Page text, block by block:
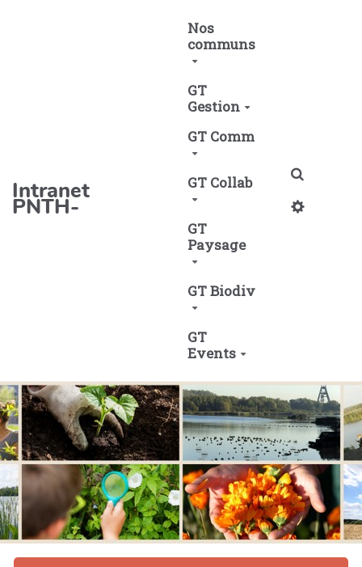
Aller au contenu principal
Intranet
PNTH-
Nos
communs
GT
Gestion
GT Comm
GT Collab
GT
Paysage
GT Biodiv
GT
Events